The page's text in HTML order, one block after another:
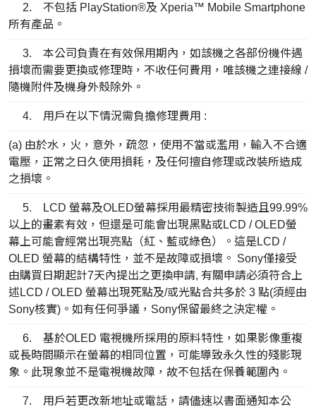
2. 不包括 PlayStation®及 Xperia™ Mobile Smartphone
所有產品。
3. 本公司負責在有效保用期內，如該機之各部份機件遇
損壞而需要更換或修理時，不收任何費用，唯該機之連接線 /
隨機附件及機身外殼除外。
4. 用戶在以下情況需負擔修理費用 :
(a) 由於水，火，意外，疏忽，使用不當或濫用，輸入不合適
電壓，正常之日久使用損耗，及任何擅自修理或改裝所造成
之損壞。
5. LCD 螢幕及OLED螢幕採用最精密技術製造且99.99%
以上的畫素有效，但還是可能會出現黑點或LCD / OLED螢
幕上可能會經常出現亮點（紅、藍或綠色）。這是LCD /
OLED 螢幕的結構特性，並不是故障或損壞。 Sony僅接受
由購買日期起計7天內提出之更換申請, 有關申請必須符合上
述LCD / OLED 螢幕出現死點及/或光點合共多於 3 點(須經由
Sony核實)。如有任何爭議，Sony保留最終之決定權。
6. 基於OLED 電視機所採用的原料特性，如果影像重複
或長時間顯示在螢幕的相同位置，可能導致永久性的殘影現
象。此現象並不是電視機故障，故不包括在保養範圍內。
7. 用戶若更改新地址或電話，請儘速以書面通知本公